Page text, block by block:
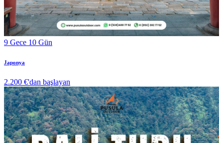
9 Gece 10 Gün
Japonya
2.200 €'dan başlayan